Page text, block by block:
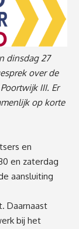
dinsdag 27
over de
III. Er
op korte
en
en zaterdag
aansluiting
Daarnaast
bij het